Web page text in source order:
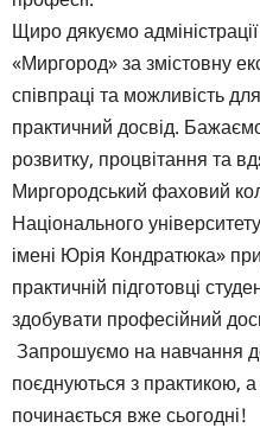
Щиро дякуємо
«Миргород» за змістовну
співпраці та можливість
практичний досвід.
розвитку, процвітання та
Миргородський фаховий
Національного
імені Юрія Кондратюка»
практичній підготовці
здобувати професійний
Запрошуємо на навчання
поєднуються з практикою,
починається вже сьогодні!